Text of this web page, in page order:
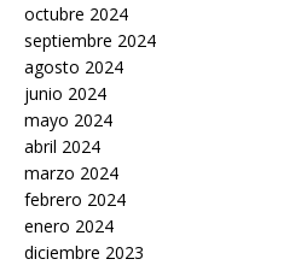
octubre 2024
septiembre 2024
agosto 2024
junio 2024
mayo 2024
abril 2024
marzo 2024
febrero 2024
enero 2024
diciembre 2023